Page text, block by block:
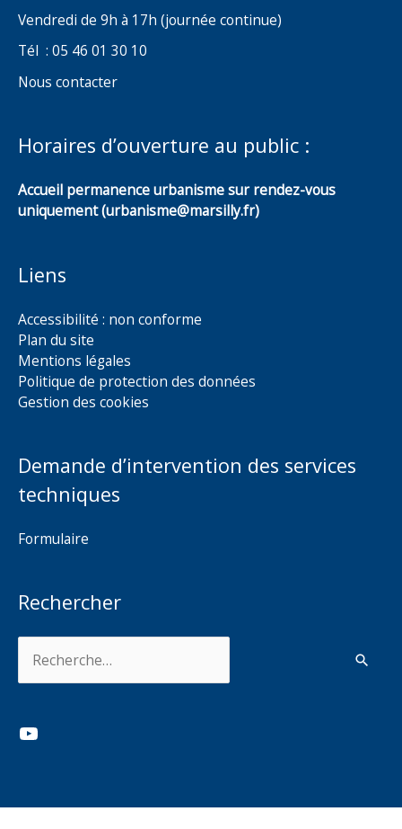
Vendredi de 9h à 17h (journée continue)
Tél : 05 46 01 30 10
Nous contacter
Horaires d’ouverture au public :
Accueil permanence urbanisme sur rendez-vous
uniquement (urbanisme@marsilly.fr)
Liens
Accessibilité : non conforme
Plan du site
Mentions légales
Politique de protection des données
Gestion des cookies
Demande d’intervention des services
techniques
Formulaire
Rechercher
YouTube